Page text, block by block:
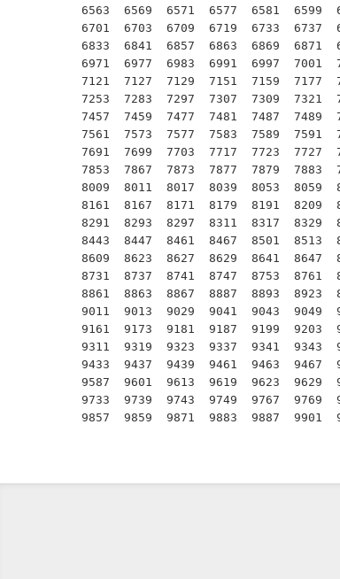
6563  6569  6571  6577  6581  6599
6701  6703  6709  6719  6733  6737
6833  6841  6857  6863  6869  6871
6971  6977  6983  6991  6997  7001
7121  7127  7129  7151  7159  7177
7253  7283  7297  7307  7309  7321
7457  7459  7477  7481  7487  7489
7561  7573  7577  7583  7589  7591
7691  7699  7703  7717  7723  7727
7853  7867  7873  7877  7879  7883
8009  8011  8017  8039  8053  8059
8161  8167  8171  8179  8191  8209
8291  8293  8297  8311  8317  8329
8443  8447  8461  8467  8501  8513
8609  8623  8627  8629  8641  8647
8731  8737  8741  8747  8753  8761
8861  8863  8867  8887  8893  8923
9011  9013  9029  9041  9043  9049
9161  9173  9181  9187  9199  9203
9311  9319  9323  9337  9341  9343
9433  9437  9439  9461  9463  9467
9587  9601  9613  9619  9623  9629
9733  9739  9743  9749  9767  9769
9857  9859  9871  9883  9887  9901